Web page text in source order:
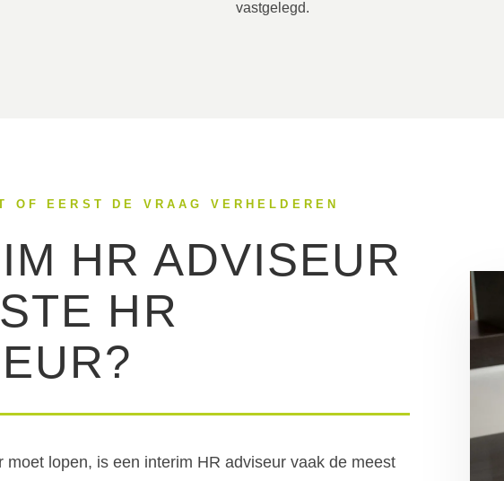
vastgelegd.
EERST DE VRAAG VERHELDEREN
HR ADVISEUR
HR
moet lopen, is een interim HR adviseur vaak de meest